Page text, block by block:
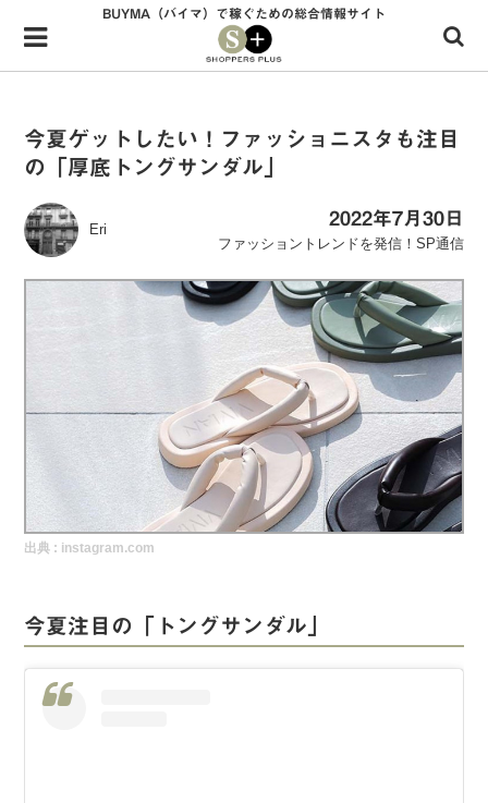
Menu
HOME
34歳独身OLバイマ実践記
無在庫で自由気ままに稼ぐ！バイマ実践記
BUYMAで人気のブランド
バイマの疑問に現役パーソナルショッパーが答えてみた
バイマ活動の疑問に売れっ子現役バイヤーが答えてみた
実録！海外ショップで買ってみた！
海外SHOP LIST
BUYMA（バイマ）で稼ぐための総合情報サイト
今夏ゲットしたい！ファッショニスタも注目
の「厚底トングサンダル」
Eri
2022年7月30日
ファッショントレンドを発信！SP通信
出典 : instagram.com
今夏注目の「トングサンダル」